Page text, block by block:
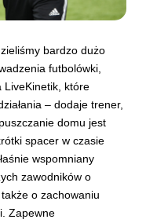
bardzo dużo
futbolówki,
LiveKinetik, które
– dodaje trener,
domu jest
spacer w czasie
wspomniany
zawodników o
o zachowaniu
Zapewne